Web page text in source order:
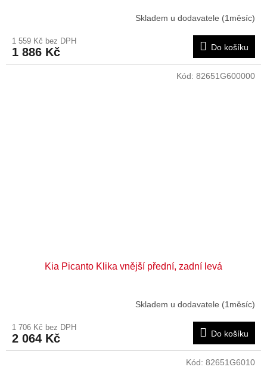
Skladem u dodavatele (1měsíc)
1 559 Kč bez DPH
1 886 Kč Do košíku
Kia Picanto Klika vnější přední, zadní levá
Skladem u dodavatele (1měsíc)
1 706 Kč bez DPH
2 064 Kč Do košíku
Kód: 82651G600000
Kód: 82651G6010